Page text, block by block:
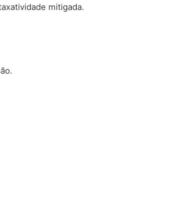
mitigada.